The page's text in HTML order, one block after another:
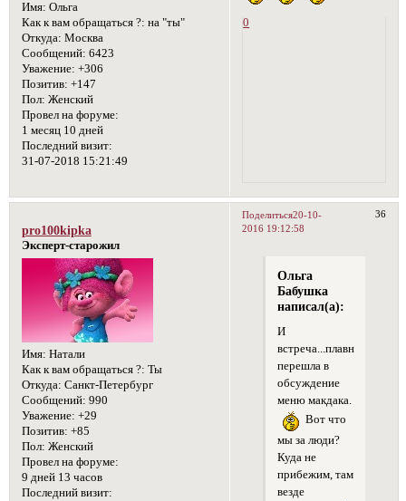
Имя: Ольга
Как к вам обращаться ?: на "ты"
Откуда: Москва
Сообщений: 6423
Уважение: +306
Позитив: +147
Пол: Женский
Провел на форуме:
1 месяц 10 дней
Последний визит:
31-07-2018 15:21:49
0
Поделиться 36
20-10-
2016 19:12:58
pro100kipka
Эксперт-старожил
Имя: Натали
Как к вам обращаться ?: Ты
Откуда: Санкт-Петербург
Сообщений: 990
Уважение: +29
Позитив: +85
Пол: Женский
Провел на форуме:
9 дней 13 часов
Последний визит:
Ольга
Бабушка
написал(а):
И
встреча...плавно
перешла в
обсуждение
меню макдака.
Вот что
мы за люди?
Куда не
прибежим, там
везде